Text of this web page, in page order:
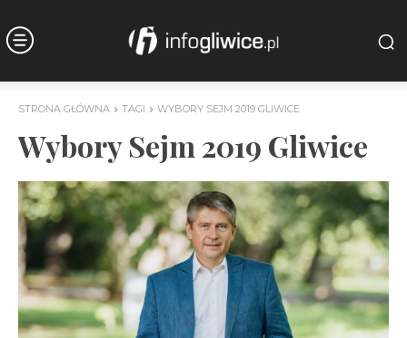
STRONA GŁÓWNA TAGI WYBORY SEJM 2019 GLIWICE
Wybory Sejm 2019 Gliwice